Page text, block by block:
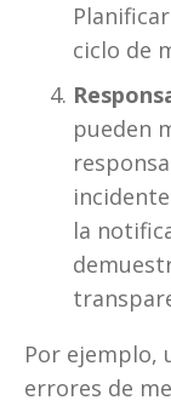
ciclo de
pueden
la
Por ejemplo,
errores de